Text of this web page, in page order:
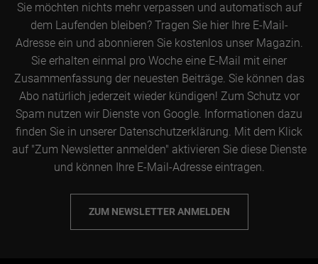
Sie möchten nichts mehr verpassen und automatisch auf
dem Laufenden bleiben? Tragen Sie hier Ihre E-Mail-
Adresse ein und abonnieren Sie kostenlos unser Magazin.
Sie erhalten einmal pro Woche eine E-Mail mit einer
Zusammenfassung der neuesten Beiträge. Sie können das
Abo natürlich jederzeit wieder kündigen! Zum Schutz vor
Spam nutzen wir Dienste von Google. Informationen dazu
finden Sie in unserer Datenschutzerklärung. Mit dem Klick
auf "Zum Newsletter anmelden" aktivieren Sie diese Dienste
und können Ihre E-Mail-Adresse eintragen.
ZUM NEWSLETTER ANMELDEN